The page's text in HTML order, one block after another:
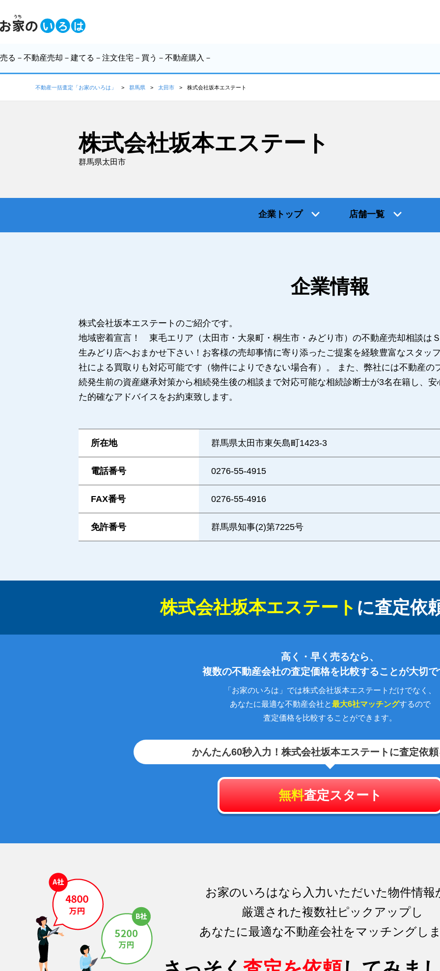
売る －不動産売却－ 建てる －注文住宅－ 買う －不動産購入－
不動産一括査定「お家のいろは」 群馬県 太田市 株式会社坂本エステート
株式会社坂本エステート
群馬県太田市
企業トップ 店舗一覧
企業情報
株式会社坂本エステートのご紹介です。
地域密着宣言！ 東毛エリア（太田市・大泉町・桐生市・みどり市）の不動産売却相談は
生みどり店へおまかせ下さい！お客様の売却事情に寄り添ったご提案を経験豊富なスタッ
社による買取りも対応可能です（物件によりできない場合有）。 また、弊社には不動産の
続発生前の資産継承対策から相続発生後の相談まで対応可能な相続診断士が3名在籍し、
た的確なアドバイスをお約束致します。
所在地 群馬県太田市東矢島町1423-3
電話番号 0276-55-4915
FAX番号 0276-55-4916
免許番号 群馬県知事(2)第7225号
株式会社坂本エステート に査定依
高く・早く売るなら、
複数の不動産会社の査定価格を比較することが大切
「お家のいろは」では株式会社坂本エステートだけでなく、
あなたに最適な不動産会社と最大6社マッチングするので
査定価格を比較することができます。
かんたん60秒入力！ 株式会社坂本エステートに査定依
無料査定スタート
お家のいろはなら入力いただいた物件情報
厳選された複数社ピックアップし
あなたに最適な不動産会社をマッチングし